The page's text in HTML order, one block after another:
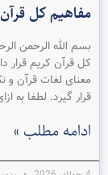
مفاهيم کل
بسم الله الرحمن
کل قرآن کریم قرار
معنای لغات قرآن و
قرار گیرد. لطفا به
ادامه مطلب »